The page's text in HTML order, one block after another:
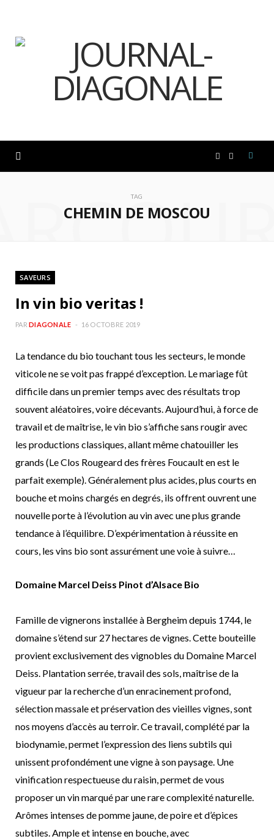
k a
TAG
CHEMIN DE MOSCOU
SAVEURS
In vin bio veritas !
PAR DIAGONALE 16 OCTOBRE 2019
La tendance du bio touchant tous les secteurs, le monde
viticole ne se voit pas frappé d’exception. Le mariage fût
difficile dans un premier temps avec des résultats trop
souvent aléatoires, voire décevants. Aujourd’hui, à force de
travail et de maîtrise, le vin bio s’affiche sans rougir avec
les productions classiques, allant même chatouiller les
grands (Le Clos Rougeard des frères Foucault en est le
parfait exemple). Généralement plus acides, plus courts en
bouche et moins chargés en degrés, ils offrent ouvrent une
nouvelle porte à l’évolution au vin avec une plus grande
tendance à l’équilibre. D’expérimentation à réussite en
cours, les vins bio sont assurément une voie à suivre…
Domaine Marcel Deiss Pinot d’Alsace Bio
Famille de vignerons installée à Bergheim depuis 1744, le
domaine s’étend sur 27 hectares de vignes. Cette bouteille
provient exclusivement des vignobles du Domaine Marcel
Deiss. Plantation serrée, travail des sols, maîtrise de la
vigueur par la recherche d’un enracinement profond,
sélection massale et préservation des vieilles vignes, sont
nos moyens d’accès au terroir. Ce travail, complété par la
biodynamie, permet l’expression des liens subtils qui
unissent profondément une vigne à son paysage. Une
vinification respectueuse du raisin, permet de vous
proposer un vin marqué par une rare complexité naturelle.
Arômes intenses de pomme jaune, de poire et d’épices
subtiles. Ample et intense en bouche, avec